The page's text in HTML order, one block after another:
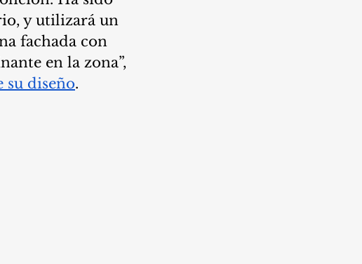
y utilizará un
fachada con
en la zona”,
su diseño.